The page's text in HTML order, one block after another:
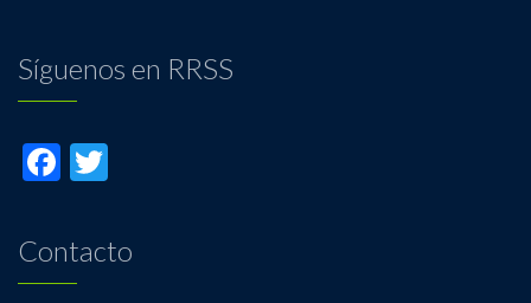
Síguenos en RRSS
Facebook
Contacto